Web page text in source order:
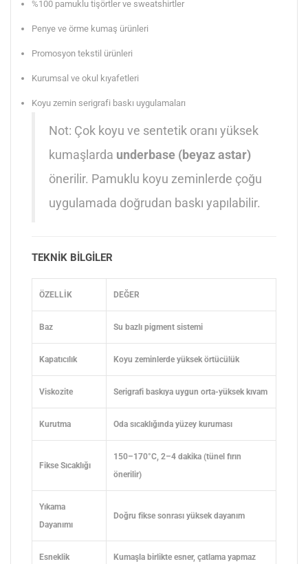
%100 pamuklu tişörtler ve sweatshirtler
Penye ve örme kumaş ürünleri
Promosyon tekstil ürünleri
Kurumsal ve okul kıyafetleri
Koyu zemin serigrafi baskı uygulamaları
Not: Çok koyu ve sentetik oranı yüksek
kumaşlarda underbase (beyaz astar)
önerilir. Pamuklu koyu zeminlerde çoğu
uygulamada doğrudan baskı yapılabilir.
TEKNIK BILGILER
ÖZELLİK DEĞER
Baz Su bazlı pigment sistemi
Kapatıcılık Koyu zeminlerde yüksek örtücülük
Viskozite Serigrafi baskıya uygun orta-yüksek kıvam
Kurutma Oda sıcaklığında yüzey kuruması
Fikse Sıcaklığı
150–170°C, 2–4 dakika (tünel fırın
önerilir)
Yıkama
Dayanımı
Doğru fikse sonrası yüksek dayanım
Esneklik Kumaşla birlikte esner, çatlama yapmaz